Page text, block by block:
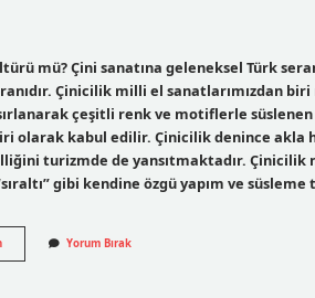
mü? Çini sanatına geleneksel Türk
Çinicilik milli el sanatlarımızdan
çeşitli renk ve motiflerle süslenen
olarak kabul edilir. Çinicilik denince
turizmde de yansıtmaktadır. Çinicilik
gibi kendine özgü yapım ve
Çinicilik
Türk
Yorum Bırak